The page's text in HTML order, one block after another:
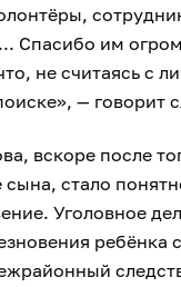
Спасибо им
не считаясь с
— говорит
вскоре после
сына, стало
Уголовное
ребёнка